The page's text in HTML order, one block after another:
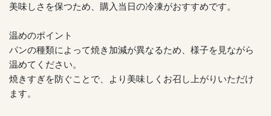
美味しさを保つため、購入当日の冷凍がおすすめです。
温めのポイント
パンの種類によって焼き加減が異なるため、様子を見ながら
温めてください。
焼きすぎを防ぐことで、より美味しくお召し上がりいただけ
ます。